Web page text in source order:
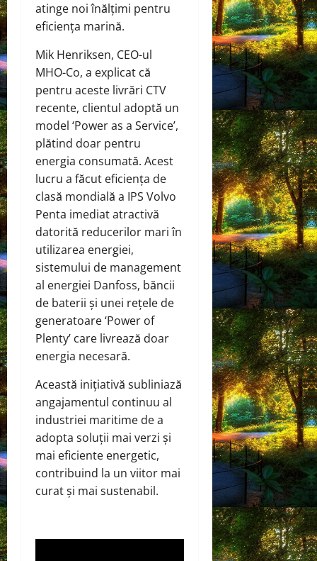
atinge noi înălțimi pentru
eficiența marină.
Mik Henriksen, CEO-ul
MHO-Co, a explicat că
pentru aceste livrări CTV
recente, clientul adoptă un
model ‘Power as a Service’,
plătind doar pentru
energia consumată. Acest
lucru a făcut eficiența de
clasă mondială a IPS Volvo
Penta imediat atractivă
datorită reducerilor mari în
utilizarea energiei,
sistemului de management
al energiei Danfoss, băncii
de baterii și unei rețele de
generatoare ‘Power of
Plenty’ care livrează doar
energia necesară.
Această inițiativă subliniază
angajamentul continuu al
industriei maritime de a
adopta soluții mai verzi și
mai eficiente energetic,
contribuind la un viitor mai
curat și mai sustenabil.